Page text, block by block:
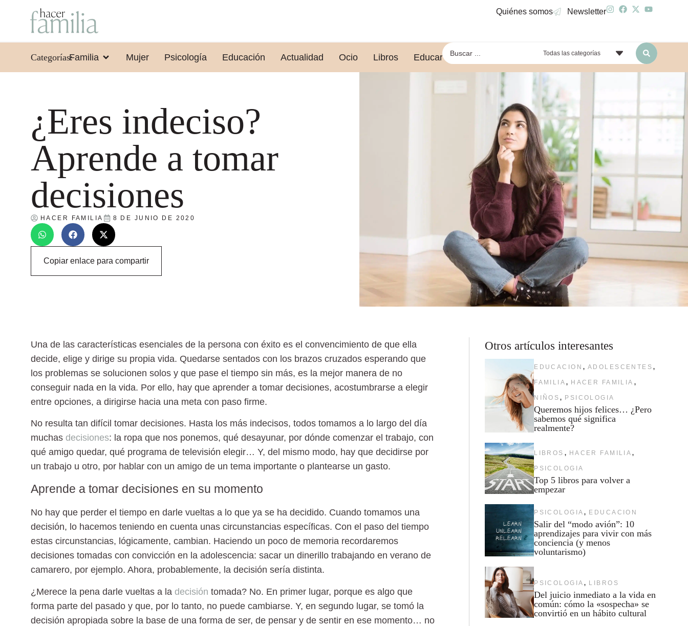
Quiénes somos Newsletter
Categorías:Familia Mujer Psicología Educación Actualidad Ocio Libros Educar leyendo Todas las categorías
¿Eres indeciso?
Aprende a tomar
decisiones
HACER FAMILIA 8 DE JUNIO DE 2020
Copiar enlace para compartir
Una de las características esenciales de la persona con éxito es el convencimiento de que ella
decide, elige y dirige su propia vida. Quedarse sentados con los brazos cruzados esperando que
los problemas se solucionen solos y que pase el tiempo sin más, es la mejor manera de no
conseguir nada en la vida. Por ello, hay que aprender a tomar decisiones, acostumbrarse a elegir
entre opciones, a dirigirse hacia una meta con paso firme.
No resulta tan difícil tomar decisiones. Hasta los más indecisos, todos tomamos a lo largo del día
muchas decisiones: la ropa que nos ponemos, qué desayunar, por dónde comenzar el trabajo, con
qué amigo quedar, qué programa de televisión elegir… Y, del mismo modo, hay que decidirse por
un trabajo u otro, por hablar con un amigo de un tema importante o plantearse un gasto.
Aprende a tomar decisiones en su momento
No hay que perder el tiempo en darle vueltas a lo que ya se ha decidido. Cuando tomamos una
decisión, lo hacemos teniendo en cuenta unas circunstancias específicas. Con el paso del tiempo
estas circunstancias, lógicamente, cambian. Haciendo un poco de memoria recordaremos
decisiones tomadas con convicción en la adolescencia: sacar un dinerillo trabajando en verano de
camarero, por ejemplo. Ahora, probablemente, la decisión sería distinta.
¿Merece la pena darle vueltas a la decisión tomada? No. En primer lugar, porque es algo que
forma parte del pasado y que, por lo tanto, no puede cambiarse. Y, en segundo lugar, se tomó la
decisión apropiada sobre la base de una forma de ser, de pensar y de sentir en ese momento… no
Otros artículos interesantes
EDUCACION , ADOLESCENTES ,
FAMILIA , HACER FAMILIA ,
NIÑOS , PSICOLOGIA
Queremos hijos felices… ¿Pero
sabemos qué significa
realmente?
LIBROS , HACER FAMILIA ,
PSICOLOGIA
Top 5 libros para volver a
empezar
PSICOLOGIA , EDUCACION
Salir del “modo avión”: 10
aprendizajes para vivir con más
conciencia (y menos
voluntarismo)
PSICOLOGIA , LIBROS
Del juicio inmediato a la vida en
común: cómo la «sospecha» se
convirtió en un hábito cultural